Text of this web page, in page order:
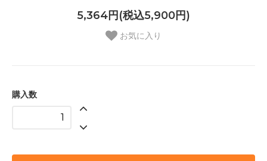
5,364円(税込5,900円)
お気に入り
購入数